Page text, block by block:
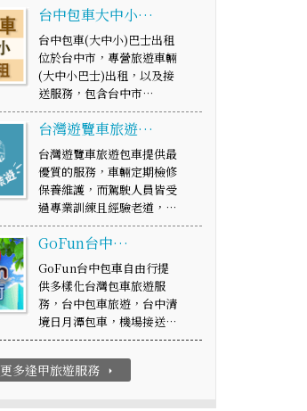
台中包車大中小…
台中包車(大中小)巴士出租
位於台中市，專營旅遊車輛
(大中小巴士)出租，以及接
送服務，包含台中市…
台灣遊覽車旅遊…
台灣遊覽車旅遊包車提供最
優質的服務，車輛定期檢修
保養維護，而駕駛人員皆受
過專業訓練且經驗老道，…
GoFun台中…
GoFun台中包車自由行提
供多樣化台灣包車旅遊服
務，台中包車旅遊，台中清
境日月潭包車，機場接送…
更多逢甲旅遊服務 arrow_right